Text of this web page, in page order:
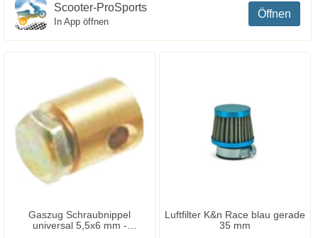
Öffnen
Scooter-ProSports
In App öffnen
Gaszug Schraubnippel
universal 5,5x6 mm -
Luftfilter K&n Race blau gerade
35 mm